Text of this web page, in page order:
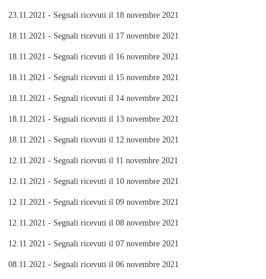
23.11.2021 - Segnali ricevuti il 18 novembre 2021
18.11.2021 - Segnali ricevuti il 17 novembre 2021
18.11.2021 - Segnali ricevuti il 16 novembre 2021
18.11.2021 - Segnali ricevuti il 15 novembre 2021
18.11.2021 - Segnali ricevuti il 14 novembre 2021
18.11.2021 - Segnali ricevuti il 13 novembre 2021
18.11.2021 - Segnali ricevuti il 12 novembre 2021
12.11.2021 - Segnali ricevuti il 11 novembre 2021
12.11.2021 - Segnali ricevuti il 10 novembre 2021
12.11.2021 - Segnali ricevuti il 09 novembre 2021
12.11.2021 - Segnali ricevuti il 08 novembre 2021
12.11.2021 - Segnali ricevuti il 07 novembre 2021
08.11.2021 - Segnali ricevuti il 06 novembre 2021